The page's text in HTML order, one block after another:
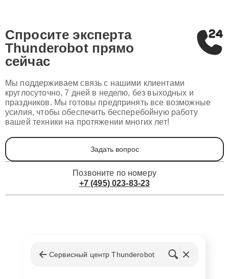
Спросите эксперта
Thunderobot прямо
сейчас
Мы поддерживаем связь с нашими клиентами
круглосуточно, 7 дней в неделю, без выходных и
праздников. Мы готовы предпринять все возможные
усилия, чтобы обеспечить бесперебойную работу
вашей техники на протяжении многих лет!
Задать вопрос
Позвоните по номеру
+7 (495) 023-83-23
Сервисный центр Thunderobot